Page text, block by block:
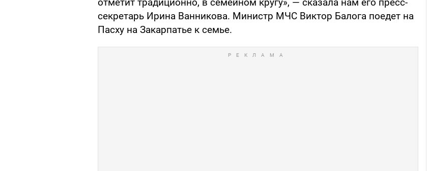
отметит традиционно, в семейном кругу», — сказала нам его пресс-
секретарь Ирина Ванникова. Министр МЧС Виктор Балога поедет на
Пасху на Закарпатье к семье.